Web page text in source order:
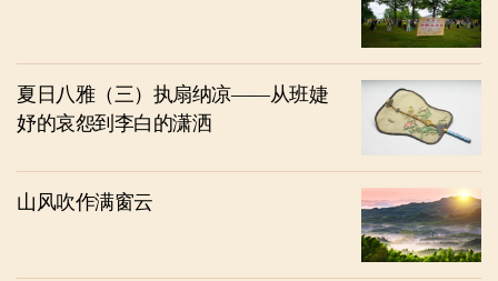
夏日八雅（三）执扇纳凉——从班婕
妤的哀怨到李白的潇洒
山风吹作满窗云